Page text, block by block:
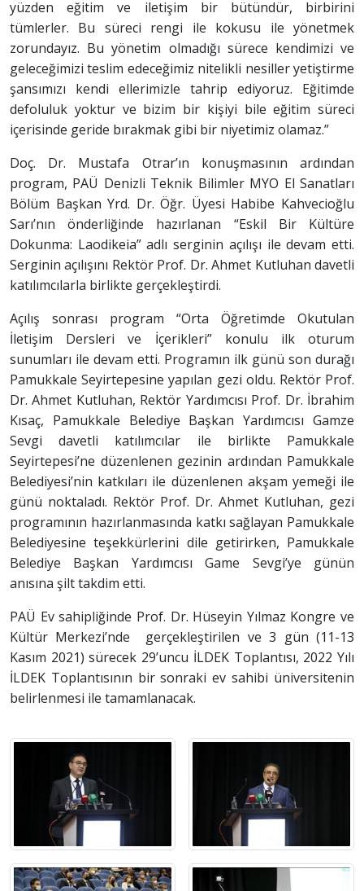
yüzden eğitim ve iletişim bir bütündür, birbirini
tümlerler. Bu süreci rengi ile kokusu ile yönetmek
zorundayız. Bu yönetim olmadığı sürece kendimizi ve
geleceğimizi teslim edeceğimiz nitelikli nesiller yetiştirme
şansımızı kendi ellerimizle tahrip ediyoruz. Eğitimde
defoluluk yoktur ve bizim bir kişiyi bile eğitim süreci
içerisinde geride bırakmak gibi bir niyetimiz olamaz.”
Doç. Dr. Mustafa Otrar’ın konuşmasının ardından
program, PAÜ Denizli Teknik Bilimler MYO El Sanatları
Bölüm Başkan Yrd. Dr. Öğr. Üyesi Habibe Kahvecioğlu
Sarı’nın önderliğinde hazırlanan “Eskil Bir Kültüre
Dokunma: Laodikeia” adlı serginin açılışı ile devam etti.
Serginin açılışını Rektör Prof. Dr. Ahmet Kutluhan davetli
katılımcılarla birlikte gerçekleştirdi.
Açılış sonrası program “Orta Öğretimde Okutulan
İletişim Dersleri ve İçerikleri” konulu ilk oturum
sunumları ile devam etti. Programın ilk günü son durağı
Pamukkale Seyirtepesine yapılan gezi oldu. Rektör Prof.
Dr. Ahmet Kutluhan, Rektör Yardımcısı Prof. Dr. İbrahim
Kısaç, Pamukkale Belediye Başkan Yardımcısı Gamze
Sevgi davetli katılımcılar ile birlikte Pamukkale
Seyirtepesi’ne düzenlenen gezinin ardından Pamukkale
Belediyesi’nin katkıları ile düzenlenen akşam yemeği ile
günü noktaladı. Rektör Prof. Dr. Ahmet Kutluhan, gezi
programının hazırlanmasında katkı sağlayan Pamukkale
Belediyesine teşekkürlerini dile getirirken, Pamukkale
Belediye Başkan Yardımcısı Game Sevgi’ye günün
anısına şilt takdim etti.
PAÜ Ev sahipliğinde Prof. Dr. Hüseyin Yılmaz Kongre ve
Kültür Merkezi’nde gerçekleştirilen ve 3 gün (11-13
Kasım 2021) sürecek 29’uncu İLDEK Toplantısı, 2022 Yılı
İLDEK Toplantısının bir sonraki ev sahibi üniversitenin
belirlenmesi ile tamamlanacak.